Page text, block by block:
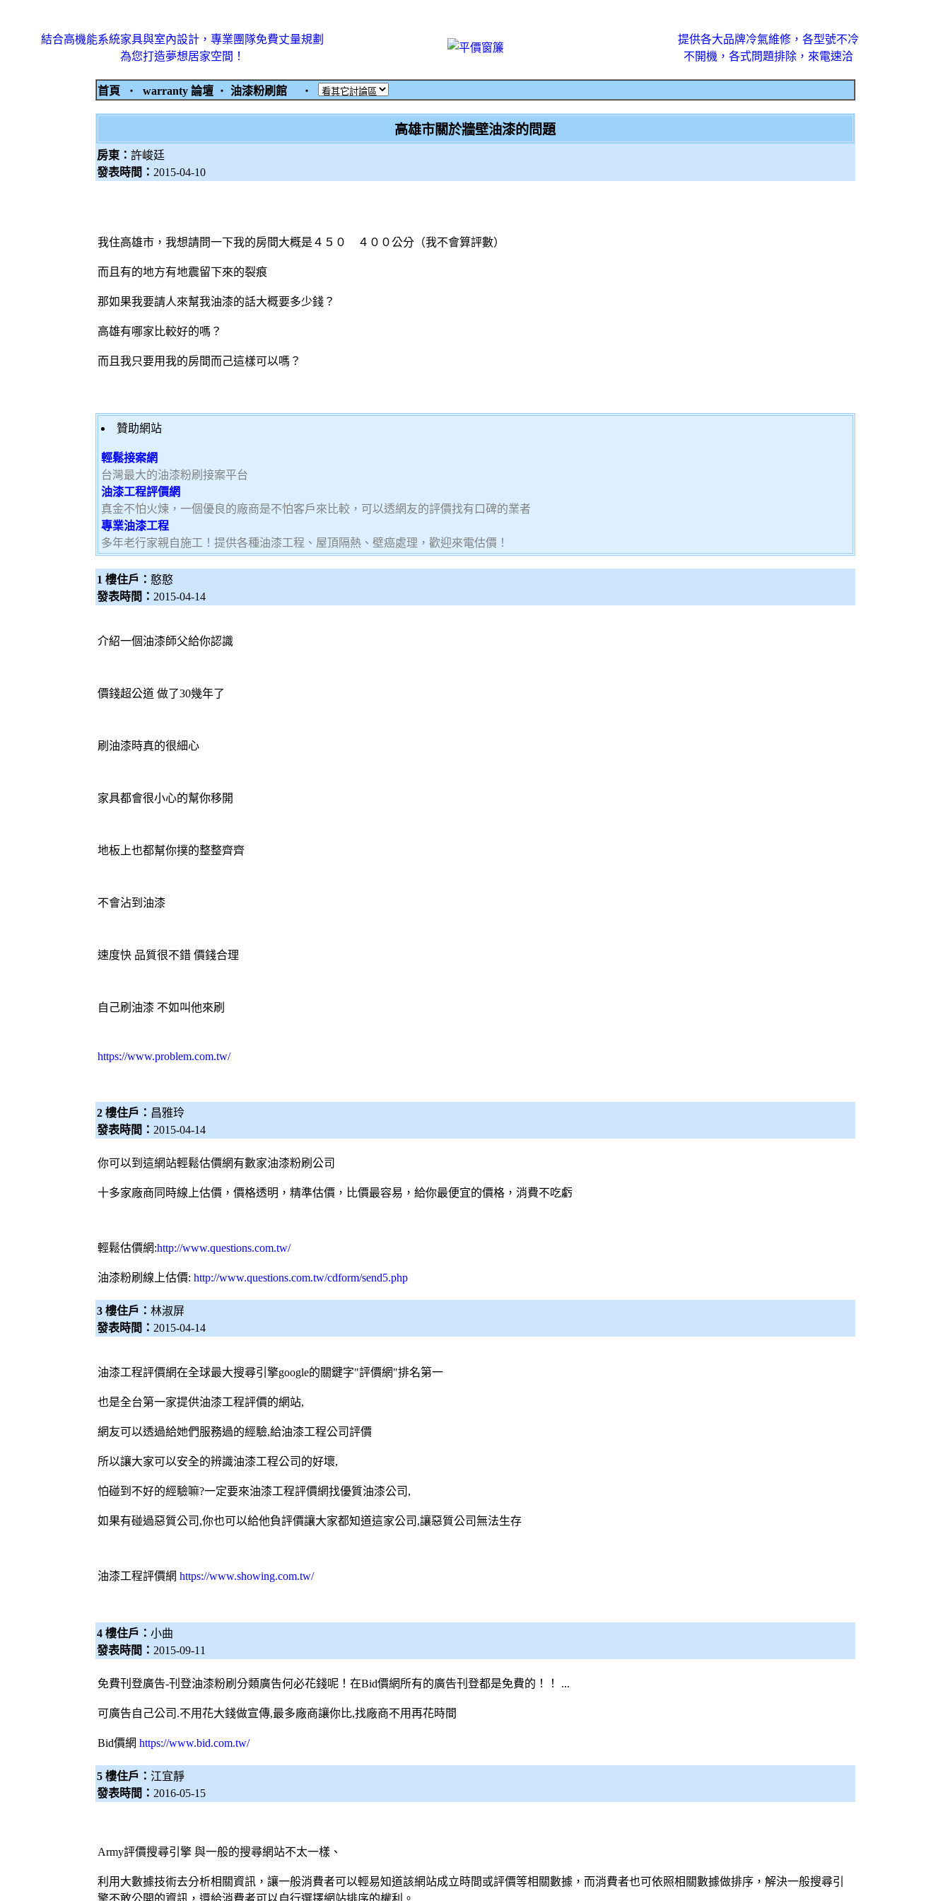
結合高機能系統家具與室內設計，專業團隊免費丈量規劃
為您打造夢想居家空間！
提供各大品牌冷氣維修，各型號不冷
不開機，各式問題排除，來電速洽
首頁 ‧ warranty 論壇 ‧ 油漆粉刷館 ‧
高雄市關於牆壁油漆的問題
房東： 許峻廷
發表時間： 2015-04-10
我住高雄市，我想請問一下我的房間大概是４５０ ４００公分（我不會算評數）
而且有的地方有地震留下來的裂痕
那如果我要請人來幫我油漆的話大概要多少錢？
高雄有哪家比較好的嗎？
而且我只要用我的房間而己這樣可以嗎？
贊助網站
輕鬆接案網
台灣最大的油漆粉刷接案平台
油漆工程評價網
真金不怕火煉，一個優良的廠商是不怕客戶來比較，可以透網友的評價找有口碑的業者
專業油漆工程
多年老行家親自施工！提供各種油漆工程、屋頂隔熱、壁癌處理，歡迎來電估價！
1 樓住戶： 憨憨
發表時間： 2015-04-14
介紹一個油漆師父給你認識
價錢超公道 做了30幾年了
刷油漆時真的很細心
家具都會很小心的幫你移開
地板上也都幫你撲的整整齊齊
不會沾到油漆
速度快 品質很不錯 價錢合理
自己刷油漆 不如叫他來刷
https://www.problem.com.tw/
2 樓住戶： 昌雅玲
發表時間： 2015-04-14
你可以到這網站輕鬆估價網有數家油漆粉刷 公司
十多家廠商同時線上估價，價格透明，精準估價，比價最容易，給你最便宜的價格，消費不吃虧
輕鬆估價網:http://www.questions.com.tw/
油漆粉刷 線上估價: http://www.questions.com.tw/cdform/send5.php
3 樓住戶： 林淑屏
發表時間： 2015-04-14
油漆工程評價網在全球最大搜尋引擎google的關鍵字"評價網"排名第一
也是全台第一家提供油漆工程評價的網站,
網友可以透過給她們服務過的經驗,給油漆工程公司評價
所以讓大家可以安全的辨識油漆工程公司的好壞,
怕碰到不好的經驗嘛?一定要來油漆工程評價網找優質油漆公司,
如果有碰過惡質公司,你也可以給他負評價讓大家都知道這家公司,讓惡質公司無法生存
油漆工程評價網 https://www.showing.com.tw/
4 樓住戶： 小曲
發表時間： 2015-09-11
免費刊登廣告-刊登油漆粉刷 分類廣告何必花錢呢！在Bid價網所有的廣告刊登都是免費的！！ ...
可廣告自己公司.不用花大錢做宣傳,最多廠商讓你比,找廠商不用再花時間
Bid價網 https://www.bid.com.tw/
5 樓住戶： 江宜靜
發表時間： 2016-05-15
Army評價搜尋引擎與一般的搜尋網站不太一樣、
利用大數據技術去分析相關資訊，讓一般消費者可以輕易知道該網站成立時間或評價等相關數據，而消費者也可依照相關數據做排序，解決一般搜尋引
擎不敢公開的資訊，還給消費者可以自行選擇網站排序的權利。